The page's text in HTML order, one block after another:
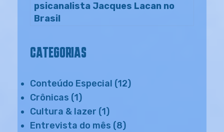
psicanalista Jacques Lacan no
Brasil
CATEGORIAS
Conteúdo Especial (12)
Crônicas (1)
Cultura & lazer (1)
Entrevista do mês (8)